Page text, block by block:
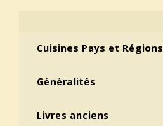
Cuisines Pays et Régions
Généralités
Livres anciens